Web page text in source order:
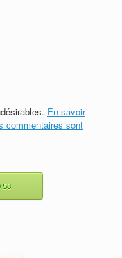
En savoir
commentaires sont
58